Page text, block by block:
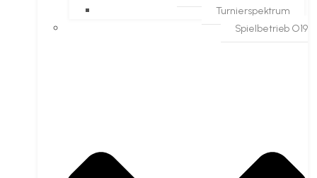
Turnierspektrum
Spielbetrieb O19